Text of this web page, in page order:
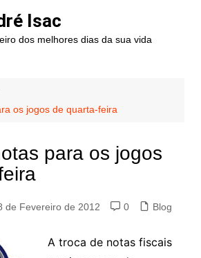
Isac
dos melhores dias da sua vida
os jogos de quarta-feira
para os jogos
de Fevereiro de 2012 0 Blog
A troca de notas fiscais